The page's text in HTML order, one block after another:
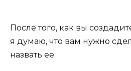
После того, как вы
я думаю, что вам нужно
назвать ее.